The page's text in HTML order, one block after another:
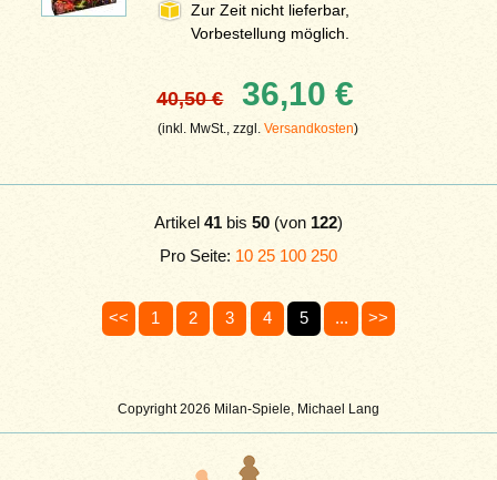
Copyright 2026 Milan-Spiele, Michael Lang
Zur Zeit nicht lieferbar,
Vorbestellung möglich.
40,50 € 36,10 €
(inkl. MwSt., zzgl.Versandkosten)
Artikel 41 bis 50 (von 122)
Pro Seite: 10 25 100 250
<< 1 2 3 4 5 ... >>